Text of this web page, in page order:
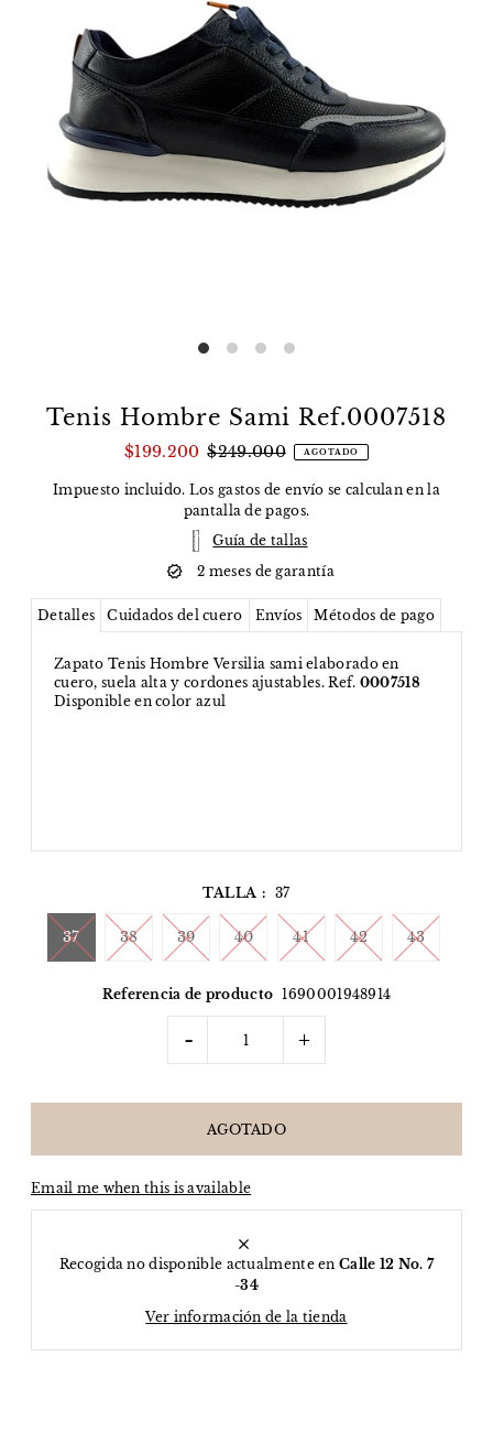
Tenis Hombre Sami Ref.0007518
$199.200 $249.000 AGOTADO
Impuesto incluido. Los gastos de envío se calculan en la
pantalla de pagos.
Guía de tallas
2 meses de garantía
Detalles Cuidados del cuero Envíos Métodos de pago
Zapato Tenis Hombre Versilia sami elaborado en
cuero, suela alta y cordones ajustables. Ref. 0007518
Disponible en color azul
TALLA : 37
37 38 39 40 41 42 43
Referencia de producto 1690001948914
- +
Email me when this is available
Recogida no disponible actualmente enCalle 12 No. 7
-34
Ver información de la tienda